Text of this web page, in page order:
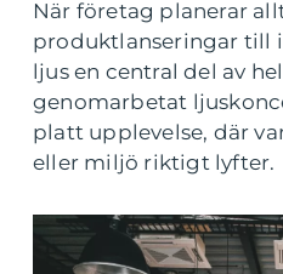
När företag planerar
produktlanseringar till
ljus en central del av
genomarbetat
platt upplevelse, där
eller miljö riktigt lyfter.